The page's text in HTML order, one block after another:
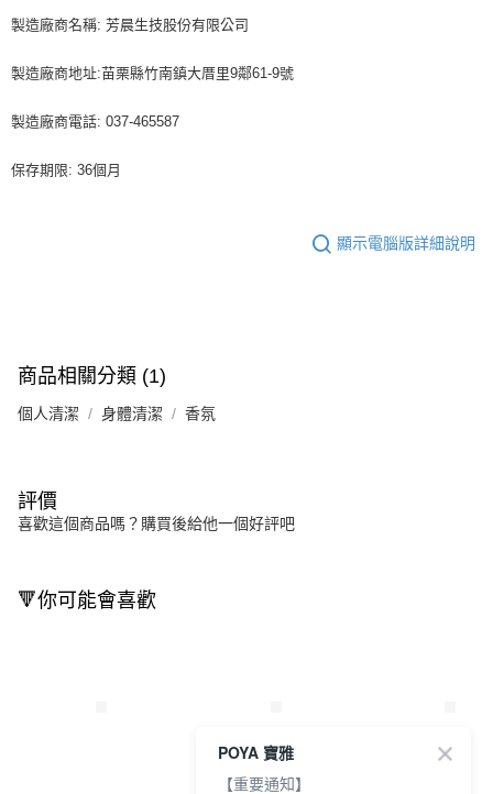
製造廠商名稱: 芳晨生技股份有限公司
製造廠商地址:苗栗縣竹南鎮大厝里9鄰61-9號
製造廠商電話: 037-465587
保存期限: 36個月
顯示電腦版詳細說明
商品相關分類 (1)
個人清潔 身體清潔 香氛
評價
喜歡這個商品嗎？購買後給他一個好評吧
🔻你可能會喜歡
POYA 寶雅
【重要通知】